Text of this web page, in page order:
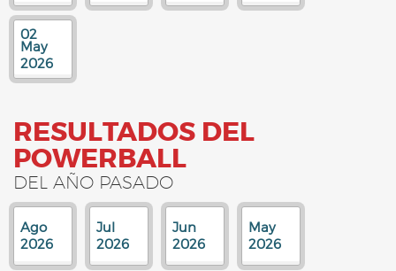
02
May
2026
RESULTADOS DEL
POWERBALL
DEL AÑO PASADO
Ago
2026
Jul
2026
Jun
2026
May
2026